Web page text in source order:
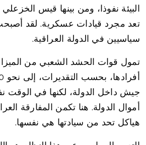
البيئة نفوذا، ومن بينها قيس
تعد مجرد قيادات عسكرية. لقد
سياسيين في الدولة العراقية.
تمول قوات الحشد الشعبي من
جيش داخل الدولة، لكنها في الوقت
أموال الدولة. هنا تكمن المفارقة
هياكل تحد من سيادتها هي نفسها.